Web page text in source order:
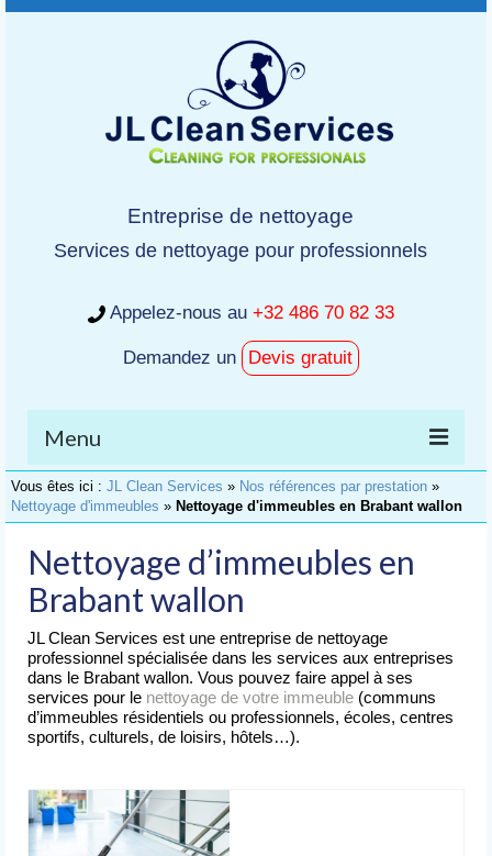
Entreprise de nettoyage
Services de nettoyage pour professionnels
Appelez-nous au +32 486 70 82 33
Demandez un Devis gratuit
Menu
Accueil
de Bureaux
Nettoyage
d’Immeubles
Nettoyage
de Commerces
Lavage
Nettoyages
spéciaux
Vous êtes ici : JL Clean Services » Nos références par prestation »
Nettoyage d'immeubles » Nettoyage d'immeubles en Brabant wallon
Nettoyage d’immeubles en
Brabant wallon
JL Clean Services est une entreprise de nettoyage
professionnel spécialisée dans les services aux entreprises
dans le Brabant wallon. Vous pouvez faire appel à ses
services pour le nettoyage de votre immeuble (communs
d’immeubles résidentiels ou professionnels, écoles, centres
sportifs, culturels, de loisirs, hôtels…).